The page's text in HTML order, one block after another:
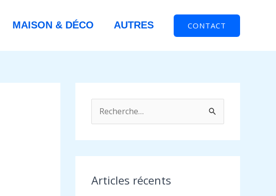
MAISON & DÉCO AUTRES CONTACT
e
Articles récents